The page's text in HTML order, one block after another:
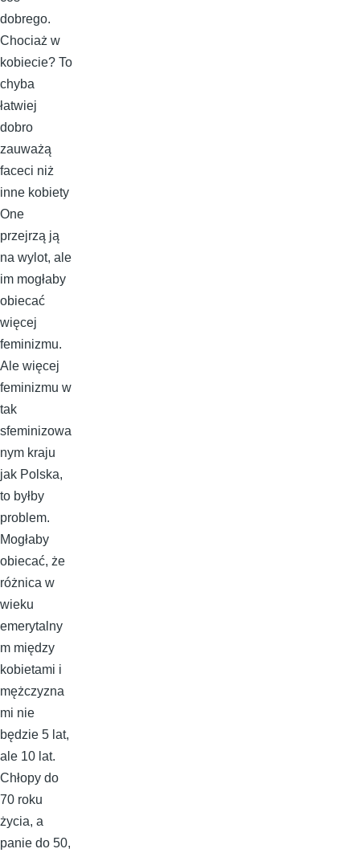
dobrego.
Chociaż w
kobiecie? To
chyba
łatwiej
dobro
zauważą
faceci niż
inne kobiety
One
przejrzą ją
na wylot, ale
im mogłaby
obiecać
więcej
feminizmu.
Ale więcej
feminizmu w
tak
sfeminizowa
nym kraju
jak Polska,
to byłby
problem.
Mogłaby
obiecać, że
różnica w
wieku
emerytalny
m między
kobietami i
mężczyzna
mi nie
będzie 5 lat,
ale 10 lat.
Chłopy do
70 roku
życia, a
panie do 50,